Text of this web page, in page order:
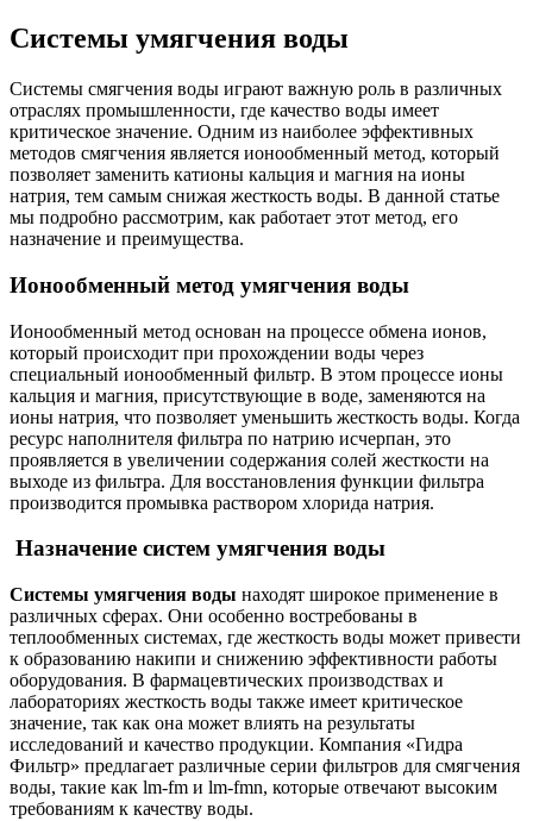
Системы умягчения воды
Системы смягчения воды играют важную роль в различных
отраслях промышленности, где качество воды имеет
критическое значение. Одним из наиболее эффективных
методов смягчения является ионообменный метод, который
позволяет заменить катионы кальция и магния на ионы
натрия, тем самым снижая жесткость воды. В данной статье
мы подробно рассмотрим, как работает этот метод, его
назначение и преимущества.
Ионообменный метод умягчения воды
Ионообменный метод основан на процессе обмена ионов,
который происходит при прохождении воды через
специальный ионообменный фильтр. В этом процессе ионы
кальция и магния, присутствующие в воде, заменяются на
ионы натрия, что позволяет уменьшить жесткость воды. Когда
ресурс наполнителя фильтра по натрию исчерпан, это
проявляется в увеличении содержания солей жесткости на
выходе из фильтра. Для восстановления функции фильтра
производится промывка раствором хлорида натрия.
Назначение систем умягчения воды
Системы умягчения воды находят широкое применение в
различных сферах. Они особенно востребованы в
теплообменных системах, где жесткость воды может привести
к образованию накипи и снижению эффективности работы
оборудования. В фармацевтических производствах и
лабораториях жесткость воды также имеет критическое
значение, так как она может влиять на результаты
исследований и качество продукции. Компания «Гидра
Фильтр» предлагает различные серии фильтров для смягчения
воды, такие как lm-fm и lm-fmn, которые отвечают высоким
требованиям к качеству воды.